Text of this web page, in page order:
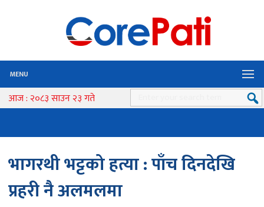
MENU
आज : २०८३ साउन २३ गते
भागरथी भट्टको हत्या : पाँच दिनदेखि
प्रहरी नै अलमलमा